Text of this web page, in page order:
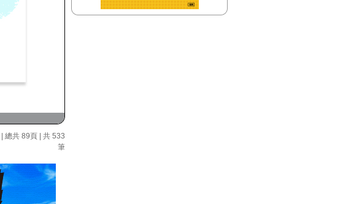
| 總共 89頁 | 共 533
筆